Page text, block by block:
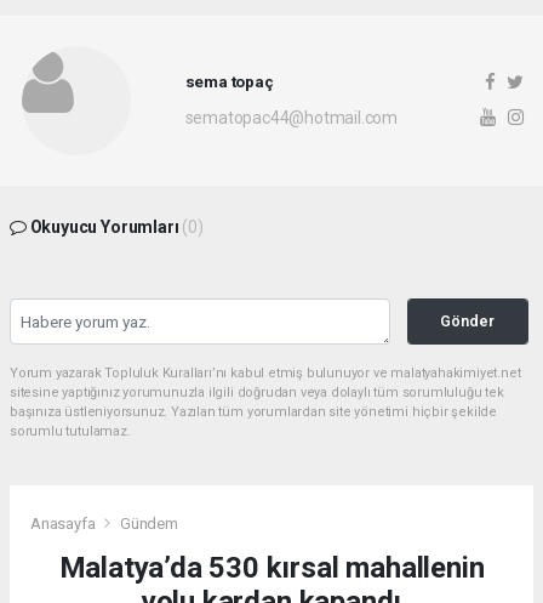
sema topaç
sematopac44@hotmail.com
Okuyucu Yorumları (0)
Gönder
Yorum yazarak Topluluk Kuralları’nı kabul etmiş bulunuyor ve malatyahakimiyet.net
sitesine yaptığınız yorumunuzla ilgili doğrudan veya dolaylı tüm sorumluluğu tek
başınıza üstleniyorsunuz. Yazılan tüm yorumlardan site yönetimi hiçbir şekilde
sorumlu tutulamaz.
Anasayfa Gündem
Malatya’da 530 kırsal mahallenin